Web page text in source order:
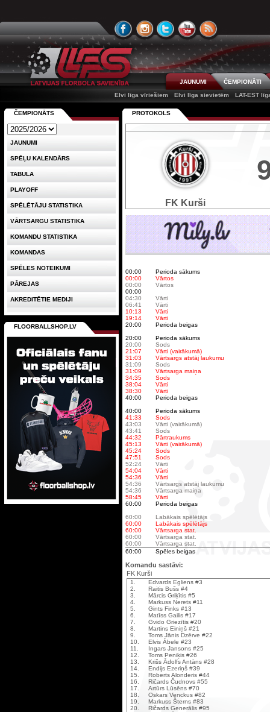
JAUNUMI
ČEMPIONĀTI
Elvi līga vīriešiem
Elvi līga sievietēm LAT-EST
PROTOKOLS
FK Kurši
00:00
Perioda sākums
00:00
Vārtos
00:00
Vārtos
00:00
04:30
Vārti
06:41
Vārti
10:13
Vārti
19:14
Vārti
20:00
Perioda beigas
20:00
Perioda sākums
20:00
Sods
21:07
Vārti (vairākumā)
31:03
Vārtsargs atstāj laukumu
31:09
Sods
31:09
Vārtsarga maiņa
34:35
Sods
38:04
Vārti
38:30
Vārti
40:00
Perioda beigas
40:00
Perioda sākums
41:33
Sods
43:03
Vārti (vairākumā)
43:41
Sods
44:32
Pārtraukums
45:13
Vārti (vairākumā)
45:24
Sods
47:51
Sods
52:24
Vārti
54:04
Vārti
54:36
Vārti
54:36
Vārtsargs atstāj laukumu
54:36
Vārtsarga maiņa
58:45
Vārti
60:00
Perioda beigas
60:00
Labākais spēlētājs
60:00
Labākais spēlētājs
60:00
Vārtsarga stat.
60:00
Vārtsarga stat.
60:00
Vārtsarga stat.
60:00
Spēles beigas
Komandu sastāvi:
FK Kurši
1.
Edvards Egliens #3
2.
Raitis Bušs #4
3.
Mārcis Griķītis #5
4.
Markuss Nerets #11
5.
Gints Finks #13
6.
Matīss Gailis #17
7.
Gvido Griezītis #20
8.
Martins Einiņš #21
9.
Toms Jānis Dzērve #22
10.
Elvis Ābele #23
11.
Ingars Jansons #25
12.
Toms Peniķis #26
13.
Krišs Ādolfs Antāns #28
14.
Endijs Ezeriņš #39
15.
Roberts Alonderis #44
16.
Ričards Čudnovs #55
17.
Artūrs Lūsēns #70
18.
Oskars Venckus #82
19.
Markuss Šterns #83
20.
Ričards Ģenerālis #95
ČEMPIONĀTS
JAUNUMI
SPĒĻU KALENDĀRS
TABULA
PLAYOFF
SPĒLĒTĀJU STATISTIKA
VĀRTSARGU STATISTIKA
KOMANDU STATISTIKA
KOMANDAS
SPĒLES NOTEIKUMI
PĀREJAS
AKREDITĒTIE MEDIJI
FLOORBALLSHOP.LV